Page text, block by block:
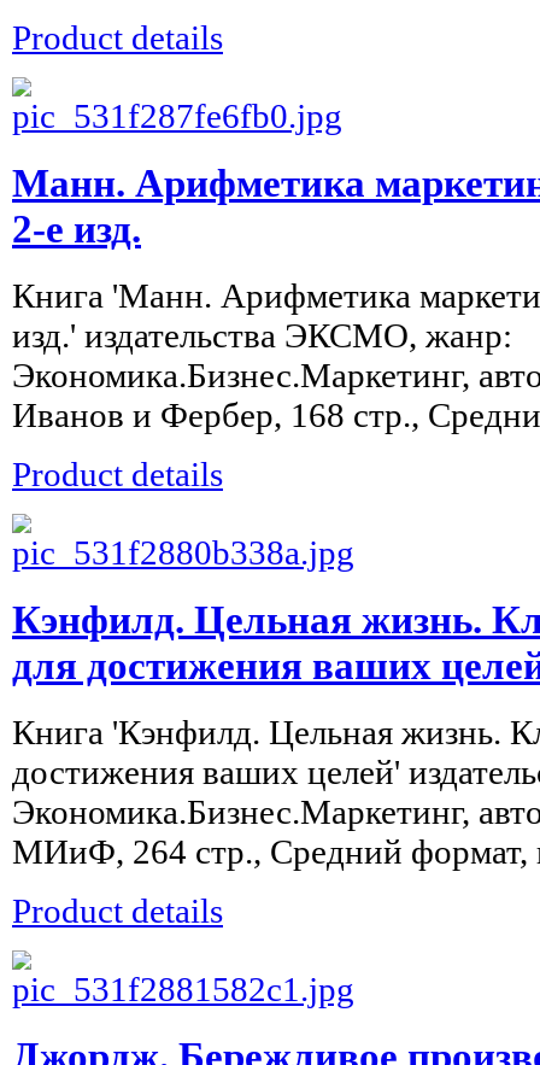
Product details
Манн. Арифметика
2-е изд.
Книга 'Манн. Арифметика
изд.' издательства ЭКСМО, жанр:
Экономика.Бизнес.Маркетинг,
Иванов и Фербер, 168 стр.,
Product details
Кэнфилд. Цельная жизнь.
для достижения ваших
Книга 'Кэнфилд. Цельная жизнь.
достижения ваших целей'
Экономика.Бизнес.Маркетинг,
МИиФ, 264 стр., Средний формат,
Product details
Джордж. Бережливое